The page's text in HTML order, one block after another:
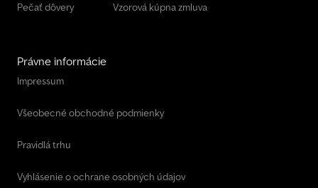
Pečať dôvery Vzorová kúpna zmluva
Právne informácie
Impressum
Všeobecné obchodné podmienky
Pravidlá trhu
Vyhlásenie o ochrane osobných údajov